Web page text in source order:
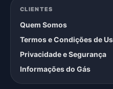
CLIENTES
Quem Somos
Termos e Condições de
Privacidade e Segurança
Informações do Gás